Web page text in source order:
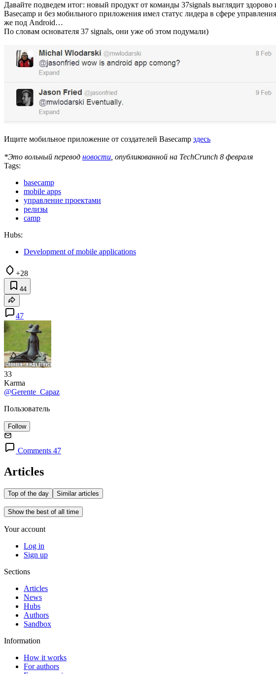
Давайте подведем итог: новый продукт от команды 37signals выглядит здорово
Basecamp и без мобильного приложения имел статус лидера в сфере
же под Android…
По словам основателя 37 signals, они уже об этом подумали)
Ищите мобильное приложение от создателей Basecamp здесь
*Это вольный перевод новости , опубликованной на TechCrunch 8 февраля
Tags:
basecamp
mobile apps
управление проектами
релизы
camp
Hubs:
Development of mobile applications
+28
44
47
33
Karma
@Gerente_Capaz
Пользователь
Follow
Comments 47
Articles
Top of the day Similar articles
Show the best of all time
Your account
Log in
Sign up
Sections
Articles
News
Hubs
Authors
Sandbox
Information
How it works
For authors